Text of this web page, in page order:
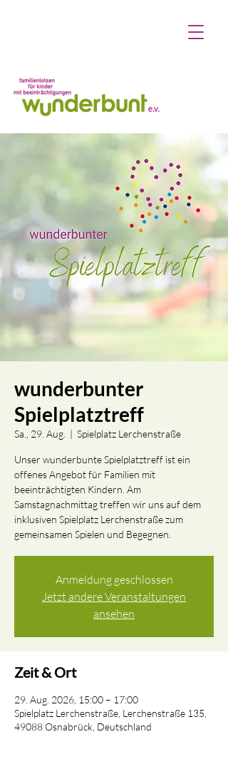
wunderbunter
Spielplatztreff
Sa., 29. Aug.
  |
Spielplatz Lerchenstraße
Unser wunderbunte Spielplatztreff ist ein
offenes Angebot für Familien mit
beeinträchtigten Kindern. Am
Samstagnachmittag treffen wir uns auf dem
inklusiven Spielplatz Lerchenstraße zum
gemeinsamen Spielen und Begegnen.
Anmeldung geschlossen
Jetzt andere Veranstaltungen
ansehen
Zeit & Ort
29. Aug. 2026, 15:00 – 17:00
Spielplatz Lerchenstraße, Lerchenstraße 135,
49088 Osnabrück, Deutschland